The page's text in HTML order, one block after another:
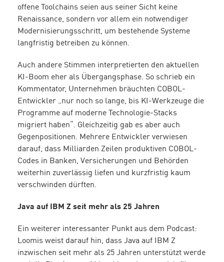
offene Toolchains seien aus seiner Sicht keine
Renaissance, sondern vor allem ein notwendiger
Modernisierungsschritt, um bestehende Systeme
langfristig betreiben zu können.
Auch andere Stimmen interpretierten den aktuellen
KI-Boom eher als Übergangsphase. So schrieb ein
Kommentator, Unternehmen bräuchten COBOL-
Entwickler „nur noch so lange, bis KI-Werkzeuge die
Programme auf moderne Technologie-Stacks
migriert haben“. Gleichzeitig gab es aber auch
Gegenpositionen. Mehrere Entwickler verwiesen
darauf, dass Milliarden Zeilen produktiven COBOL-
Codes in Banken, Versicherungen und Behörden
weiterhin zuverlässig liefen und kurzfristig kaum
verschwinden dürften.
Java auf IBM Z seit mehr als 25 Jahren
Ein weiterer interessanter Punkt aus dem Podcast:
Loomis weist darauf hin, dass Java auf IBM Z
inzwischen seit mehr als 25 Jahren unterstützt werde